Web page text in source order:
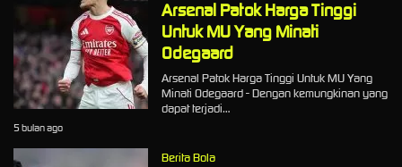
Arsenal Patok Harga Tinggi
Untuk MU Yang Minati
Odegaard
Arsenal Patok Harga Tinggi Untuk MU Yang
Minati Odegaard - Dengan kemungkinan yang
dapat terjadi…
5 bulan ago
Berita Bola